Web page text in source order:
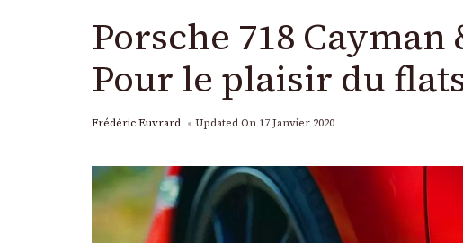
Porsche 718 Cayman
Pour le plaisir du
Frédéric Euvrard Updated On 17 Janvier 2020